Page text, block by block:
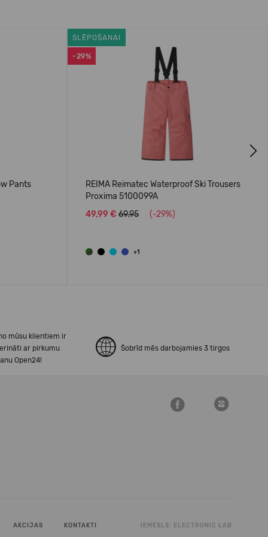
Pants
-29%
SLĒPOŠANAI
REIMA Reimatec Waterproof Ski Trousers
Proxima 5100099A
49,99 € 69.95 (-29%)
+1
mūsu klientiem ir
ar pirkumu
Open24!
Šobrīd mēs darbojamies 3 tirgos
AKCIJAS KONTAKTI IEMESLS: ELECTRONIC LAB